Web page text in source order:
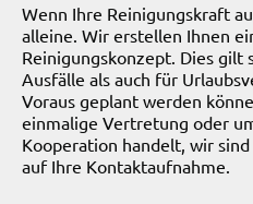
Wenn Ihre Reinigungskraft
alleine. Wir erstellen Ihnen
Reinigungskonzept. Dies
Ausfälle als auch für
Voraus geplant werden
einmalige Vertretung oder
Kooperation handelt, wir
auf Ihre Kontaktaufnahme.